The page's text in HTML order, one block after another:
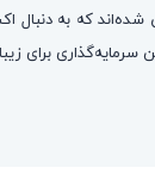
شده‌اند که به
سرمایه‌گذاری برای